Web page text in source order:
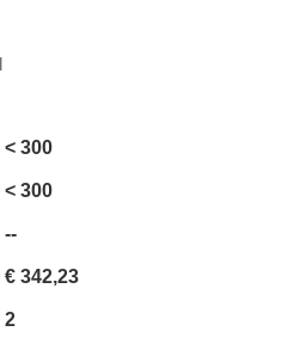
< 300
< 300
--
€ 342,23
2